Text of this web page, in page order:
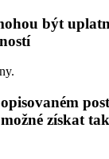
být
získat